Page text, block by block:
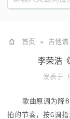
首页 » 吉他谱
李荣浩
发表于:
歌曲原调为降
拍的节奏，按G调